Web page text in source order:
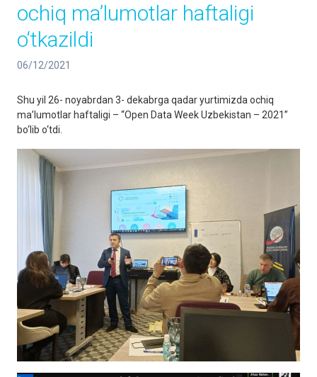
ochiq ma’lumotlar haftaligi
o‘tkazildi
06/12/2021
Shu yil 26- noyabrdan 3- dekabrga qadar yurtimizda ochiq
ma’lumotlar haftaligi – “Open Data Week Uzbekistan – 2021”
bo‘lib o‘tdi.